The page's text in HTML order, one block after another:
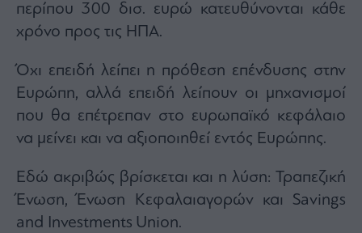
περίπου 300 δισ. ευρώ κατευθύνονται κάθε
χρόνο προς τις ΗΠΑ.
Όχι επειδή λείπει η πρόθεση επένδυσης στην
Ευρώπη, αλλά επειδή λείπουν οι μηχανισμοί
που θα επέτρεπαν στο ευρωπαϊκό κεφάλαιο
να μείνει και να αξιοποιηθεί εντός Ευρώπης.
Εδώ ακριβώς βρίσκεται και η λύση: Τραπεζική
Ένωση, Ένωση Κεφαλαιαγορών και Savings
and Investments Union.